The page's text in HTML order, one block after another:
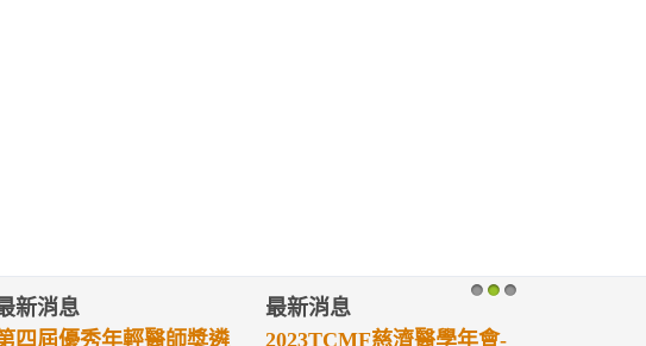
消息
慈濟醫學年會-
最新消息
2023 TCMF慈濟醫學年會